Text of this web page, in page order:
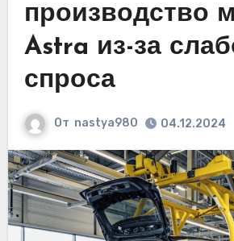
производство
Astra из-за
спроса
От nastya980 04.12.2024